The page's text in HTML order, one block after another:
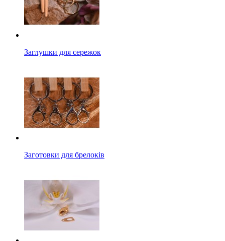
Заглушки для сережок
Заготовки для брелоків